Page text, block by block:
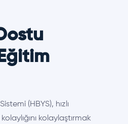
(HBYS), hızlı
kolaylaştırmak